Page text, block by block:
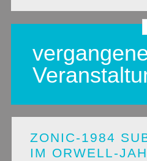
Main menu
content
ZONIC-1984
IM ORWELL-